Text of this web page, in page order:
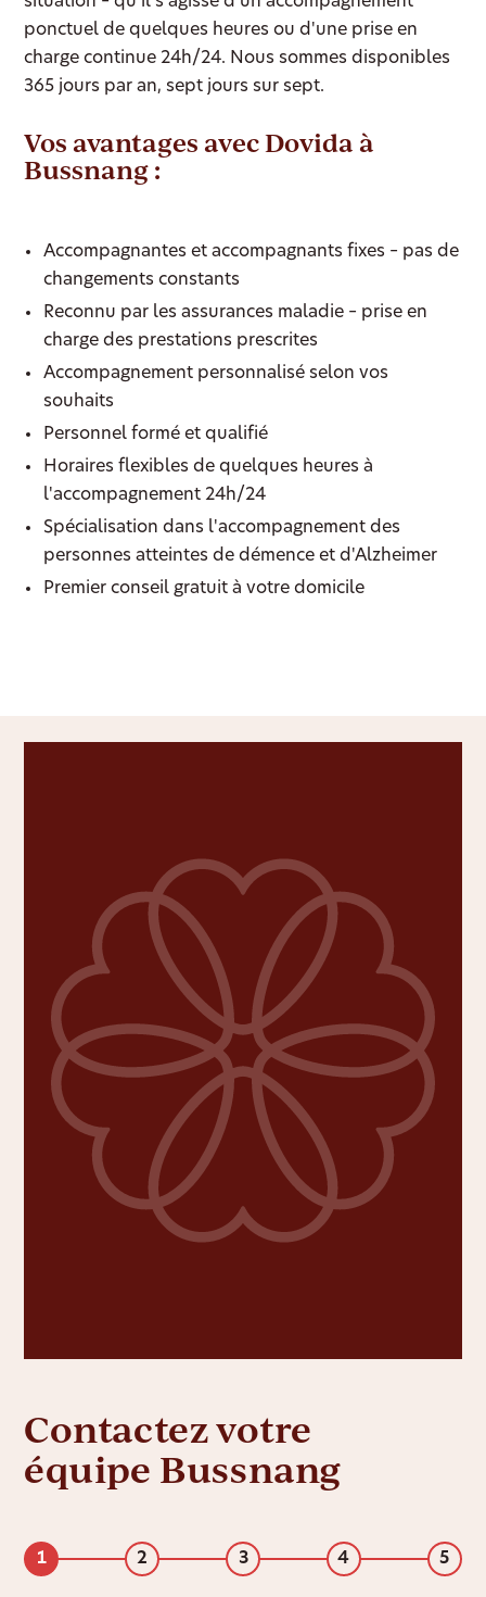
ponctuel de quelques heures ou d'une prise en
charge continue 24h/24. Nous sommes disponibles
365 jours par an, sept jours sur sept.
Vos avantages avec Dovida à
Bussnang :
Accompagnantes et accompagnants fixes – pas de
changements constants
Reconnu par les assurances maladie – prise en
charge des prestations prescrites
Accompagnement personnalisé selon vos
souhaits
Personnel formé et qualifié
Horaires flexibles de quelques heures à
l'accompagnement 24h/24
Spécialisation dans l'accompagnement des
personnes atteintes de démence et d'Alzheimer
Premier conseil gratuit à votre domicile
Contactez votre
équipe Bussnang
1 2 3 4 5